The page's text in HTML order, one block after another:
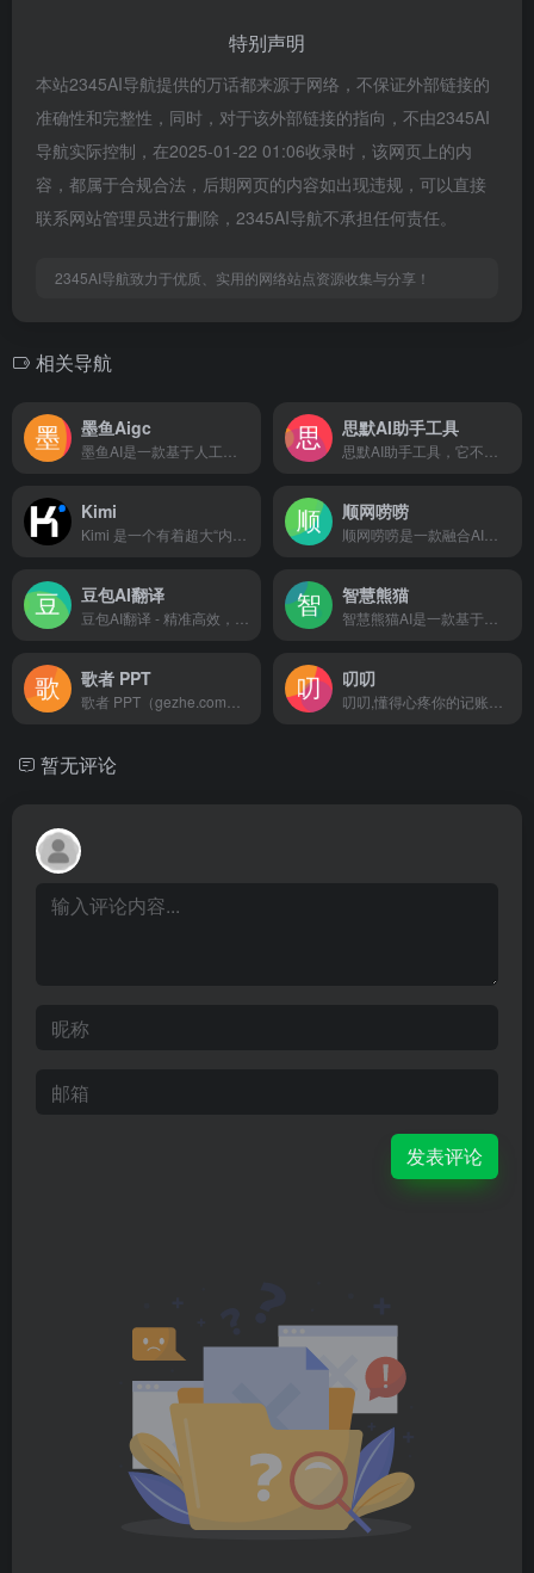
特别声明
本站2345AI导航提供的万话都来源于网络，不保证外部链接的
准确性和完整性，同时，对于该外部链接的指向，不由2345AI
导航实际控制，在2025-01-22 01:06收录时，该网页上的内
容，都属于合规合法，后期网页的内容如出现违规，可以直接
联系网站管理员进行删除，2345AI导航不承担任何责任。
2345AI导航致力于优质、实用的网络站点资源收集与分享！
相关导航
墨鱼Aigc 思默AI助手工具
Kimi 顺网唠唠
豆包AI翻译 智慧熊猫
歌者 PPT 叨叨
暂无评论
发表评论